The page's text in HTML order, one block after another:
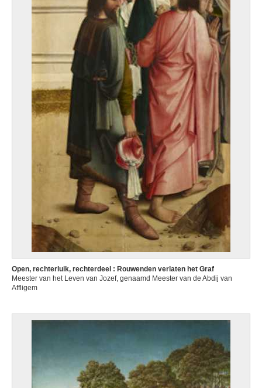
Open, rechterluik, rechterdeel : Rouwenden verlaten het Graf
Meester van het Leven van Jozef, genaamd Meester van de Abdij van
Affligem